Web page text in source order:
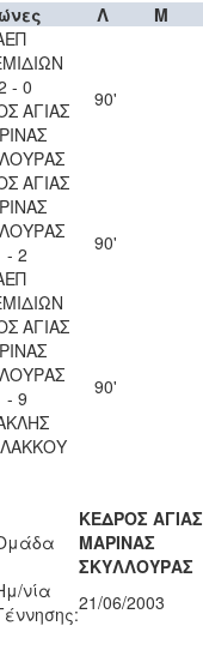
Λ Μ
- 0
ΑΓΙΑΣ
90'
ΑΓΙΑΣ
- 2
90'
ΑΓΙΑΣ
- 9
90'
ΚΕΔΡΟΣ ΑΓΙΑΣ
ΜΑΡΙΝΑΣ
ΣΚΥΛΛΟΥΡΑΣ
νία
21/06/2003